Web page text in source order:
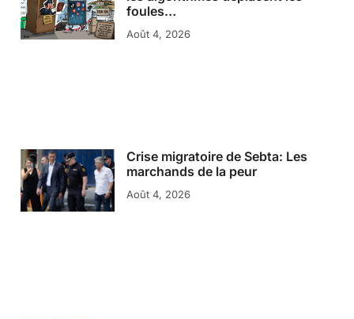
foules…
Août 4, 2026
Crise migratoire de Sebta: Les
marchands de la peur
Août 4, 2026